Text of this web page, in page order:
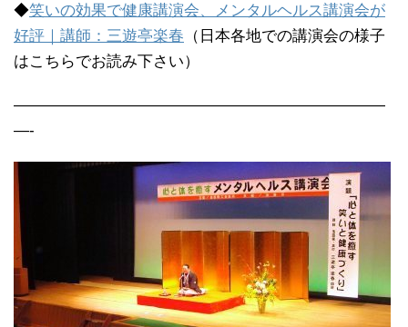
◆笑いの効果で健康講演会、メンタルヘルス講演会が
好評｜講師：三遊亭楽春 （日本各地での講演会の様子
はこちらでお読み下さい）
————————————————————————
—-